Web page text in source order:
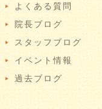
よくある質問
院長ブログ
スタッフブログ
イベント情報
過去ブログ